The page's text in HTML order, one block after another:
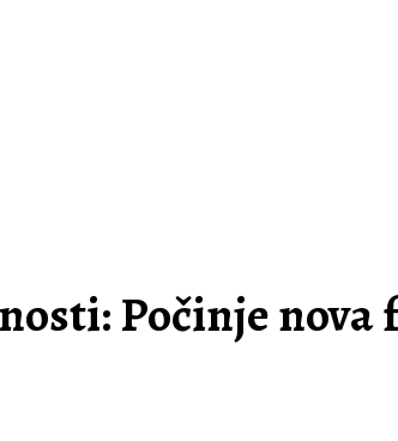
Počinje nova